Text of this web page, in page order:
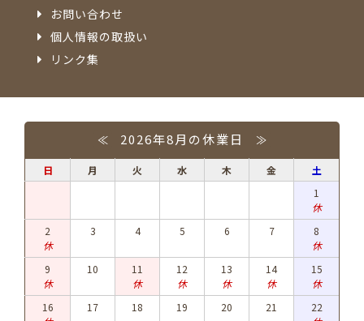
お問い合わせ
個人情報の取扱い
リンク集
≪ 2026年8月の休業日 ≫
日 月 火 水 木 金
土
1
休
2
休
3 4 5 6 7
8
休
9
休
10
11
休
12
休
13
休
14
休
15
休
16
17 18 19 20 21
22